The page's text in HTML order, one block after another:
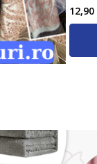
12,90